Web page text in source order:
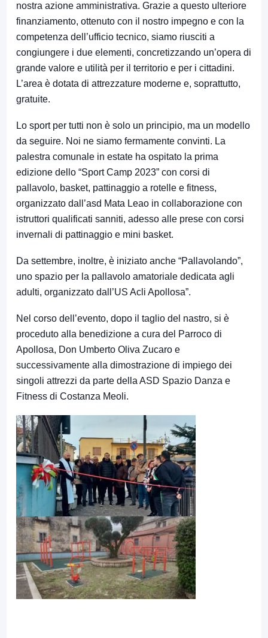
nostra azione amministrativa. Grazie a questo ulteriore
finanziamento, ottenuto con il nostro impegno e con la
competenza dell’ufficio tecnico, siamo riusciti a
congiungere i due elementi, concretizzando un’opera di
grande valore e utilità per il territorio e per i cittadini.
L’area è dotata di attrezzature moderne e, soprattutto,
gratuite.
Lo sport per tutti non è solo un principio, ma un modello
da seguire. Noi ne siamo fermamente convinti. La
palestra comunale in estate ha ospitato la prima
edizione dello “Sport Camp 2023” con corsi di
pallavolo, basket, pattinaggio a rotelle e fitness,
organizzato dall’asd Mata Leao in collaborazione con
istruttori qualificati sanniti, adesso alle prese con corsi
invernali di pattinaggio e mini basket.
Da settembre, inoltre, è iniziato anche “Pallavolando”,
uno spazio per la pallavolo amatoriale dedicata agli
adulti, organizzato dall’US Acli Apollosa”.
Nel corso dell’evento, dopo il taglio del nastro, si è
proceduto alla benedizione a cura del Parroco di
Apollosa, Don Umberto Oliva Zucaro e
successivamente alla dimostrazione di impiego dei
singoli attrezzi da parte della ASD Spazio Danza e
Fitness di Costanza Meoli.